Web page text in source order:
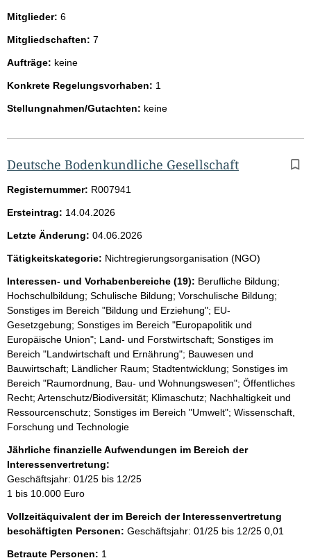
Mitglieder: 6
Mitgliedschaften: 7
Aufträge: keine
Konkrete Regelungsvorhaben: 1
Stellungnahmen/Gutachten: keine
Deutsche Bodenkundliche Gesellschaft
Registernummer: R007941
Ersteintrag: 14.04.2026
Letzte Änderung: 04.06.2026
Tätigkeitskategorie: Nichtregierungsorganisation (NGO)
Interessen- und Vorhabenbereiche (19): Berufliche Bildung;
Hochschulbildung; Schulische Bildung; Vorschulische Bildung;
Sonstiges im Bereich "Bildung und Erziehung"; EU-
Gesetzgebung; Sonstiges im Bereich "Europapolitik und
Europäische Union"; Land- und Forstwirtschaft; Sonstiges im
Bereich "Landwirtschaft und Ernährung"; Bauwesen und
Bauwirtschaft; Ländlicher Raum; Stadtentwicklung; Sonstiges im
Bereich "Raumordnung, Bau- und Wohnungswesen"; Öffentliches
Recht; Artenschutz/Biodiversität; Klimaschutz; Nachhaltigkeit und
Ressourcenschutz; Sonstiges im Bereich "Umwelt"; Wissenschaft,
Forschung und Technologie
Jährliche finanzielle Aufwendungen im Bereich der
Interessenvertretung:
Geschäftsjahr: 01/25 bis 12/25
1 bis 10.000 Euro
Vollzeitäquivalent der im Bereich der Interessenvertretung
beschäftigten Personen: Geschäftsjahr: 01/25 bis 12/25 0,01
Betraute Personen: 1